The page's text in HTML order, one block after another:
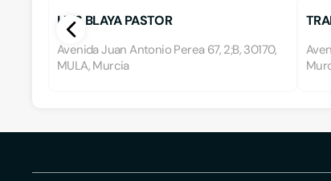
LUIS BLAYA PASTOR
Avenida Juan Antonio Perea 67, 2;B, 30170,
MULA, Murcia